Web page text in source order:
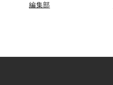
編集部